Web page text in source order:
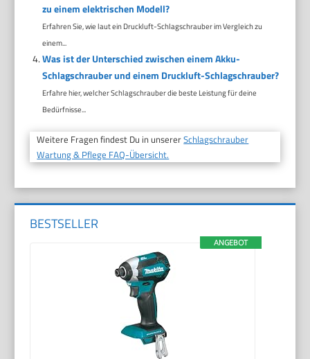
zu einem elektrischen Modell?
Erfahren Sie, wie laut ein Druckluft-Schlagschrauber im Vergleich zu
einem...
Was ist der Unterschied zwischen einem Akku-
Schlagschrauber und einem Druckluft-Schlagschrauber?
Erfahre hier, welcher Schlagschrauber die beste Leistung für deine
Bedürfnisse...
Weitere Fragen findest Du in unsererSchlagschrauber
Wartung & Pflege FAQ-Übersicht.
BESTSELLER
ANGEBOT